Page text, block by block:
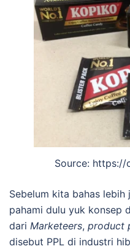
Source: https://
Sebelum kita bahas
pahami dulu yuk konsep
dari Marketeers, product
disebut PPL di industri